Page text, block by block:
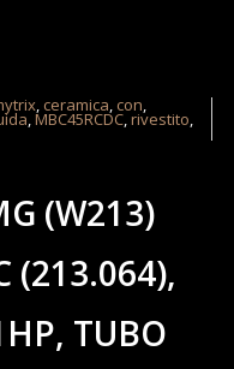
, ceramica, con,
,MBC45RCDC,rivestito,
(W213)
(213.064),
TUBO